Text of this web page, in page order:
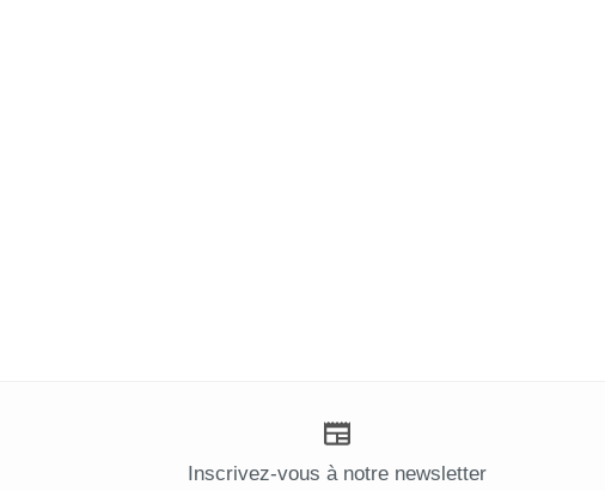
Inscrivez-vous à notre newsletter